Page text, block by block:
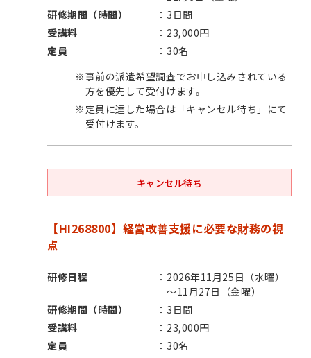
研修期間（時間）
3日間
受講料
23,000円
定員
30名
※事前の派遣希望調査でお申し込みされている
方を優先して受付けます。
※ 定員に達した場合は「キャンセル待ち」にて
受付けます。
キャンセル待ち
【HI268800】経営改善支援に必要な財務の視
点
研修日程
2026年11月25日（水曜）
～11月27日（金曜）
研修期間（時間）
3日間
受講料
23,000円
定員
30名